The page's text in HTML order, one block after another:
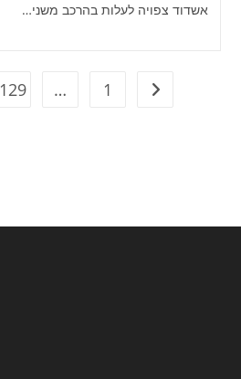
אשדוד צפויה לעלות בהרכב משני…
מעבר לעמוד הקודם
1
…
129